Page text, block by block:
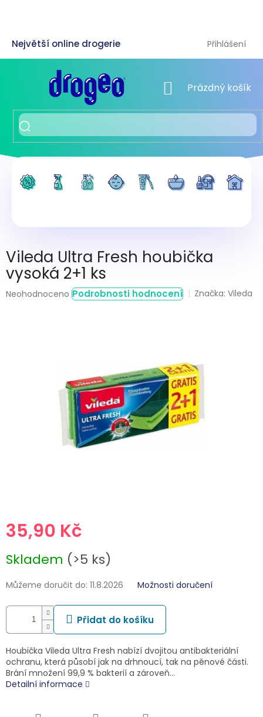
Přihlášení
NÁKUPNÍ KOŠÍK
Prázdný košík
Vileda Ultra Fresh houbička
vysoká 2+1 ks
Průměrné
Neohodnoceno Podrobnosti hodnocení Značka:Vileda
35,90 Kč
cena:
Skladem (>5 ks)
Můžeme doručit do: 11.8.2026 Možnosti doručení
Přidat do košíku
Houbička Vileda Ultra Fresh nabízí dvojitou antibakteriální
ochranu, která působí jak na drhnoucí, tak na pěnové části.
Brání množení 99,9 % bakterií a zároveň…
Detailní informace